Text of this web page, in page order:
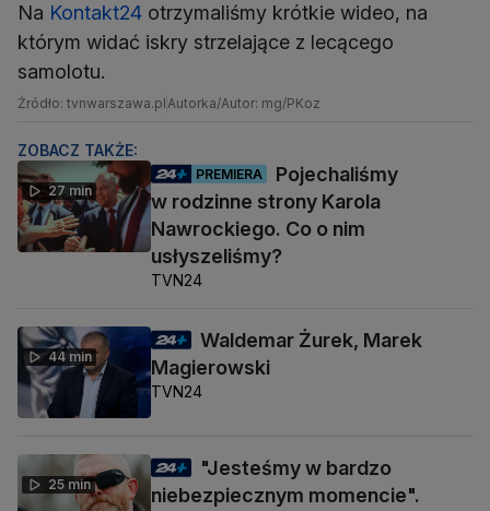
Na Kontakt24 otrzymaliśmy krótkie wideo, na
którym widać iskry strzelające z lecącego
samolotu.
Źródło: tvnwarszawa.plAutorka/Autor: mg/PKoz
ZOBACZ TAKŻE:
27 min
PREMIERA
Pojechaliśmy
w rodzinne strony Karola
Nawrockiego. Co o nim
usłyszeliśmy?
TVN24
44 min
Waldemar Żurek, Marek
Magierowski
TVN24
25 min
"Jesteśmy w bardzo
niebezpiecznym momencie".